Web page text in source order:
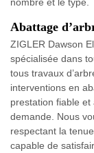
nombre et le type.
Abattage
ZIGLER Dawson
spécialisée dans
tous travaux
interventions en
prestation fiable
demande. Nous
respectant la
capable de